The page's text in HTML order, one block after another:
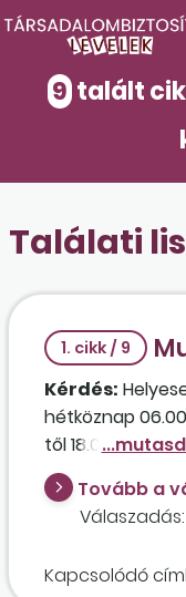
9talált
Találati
1. cikk / 9
Kérdés:
hétköznap
től 18.00 óráig
munkarendben
munkaidejét 4
el úgy, hogy
beosztása
Tovább a
Válaszadás:
Kapcsolódó